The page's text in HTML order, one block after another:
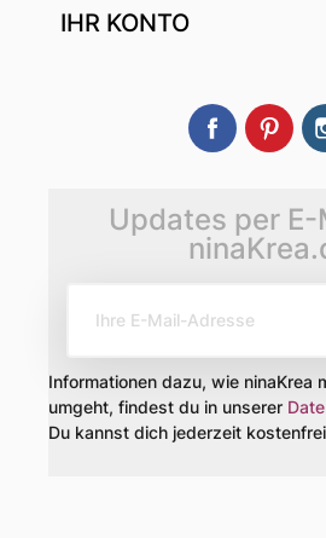
IHR KONTO
Facebook
Updates per
Informationen dazu, wie ninaKrea
umgeht, findest du in unserer
Du kannst dich jederzeit